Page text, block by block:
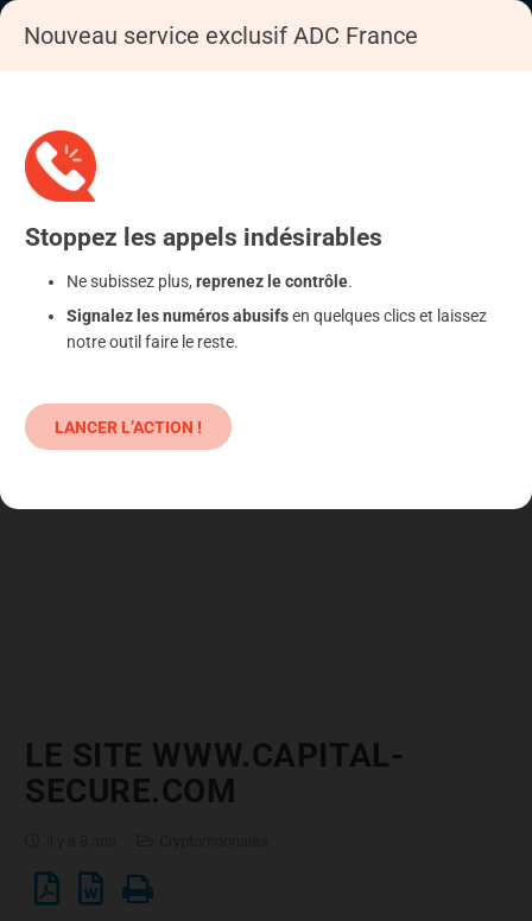
LE SITE WWW.CAPITAL-
SECURE.COM
Nouveau service exclusif ADC France
Stoppez les appels indésirables
Ne subissez plus, reprenez le contrôle.
Signalez les numéros abusifsen quelques clics et laissez
notre outil faire le reste.
LANCER L’ACTION !